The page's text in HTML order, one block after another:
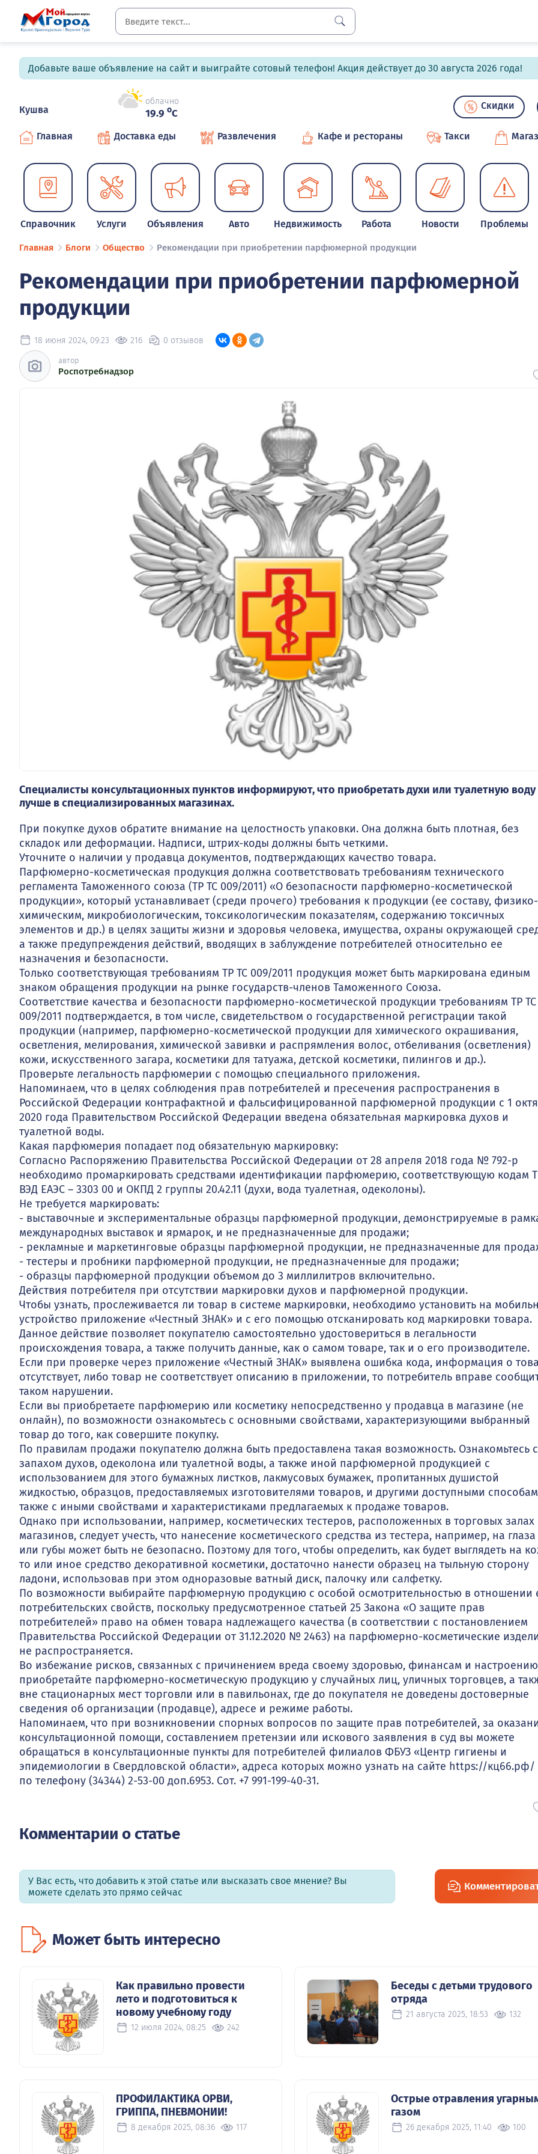
Добавьте ваше объявление на сайт и выиграйте сотовый телефон! Акция действует до 30 августа 2026 года!
Кушва
облачно
19.9 oC
Скидки
Главная Доставка еды Развлечения Кафе и рестораны Такси
Справочник Услуги Объявления Авто Недвижимость Работа Новости Проблемы
Главная Блоги Общество Рекомендации при приобретении парфюмерной продукции
Рекомендации при приобретении парфюмерной
продукции
18 июня 2024, 09:23 216 0 отзывов
автор
Роспотребнадзор
Специалисты консультационных пунктов информируют, что приобретать духи или туалетную воду
лучше в специализированных магазинах.
При покупке духов обратите внимание на целостность упаковки. Она должна быть плотная, без
складок или деформации. Надписи, штрих-коды должны быть четкими.
Уточните о наличии у продавца документов, подтверждающих качество товара.
Парфюмерно-косметическая продукция должна соответствовать требованиям технического
регламента Таможенного союза (ТР ТС 009/2011) «О безопасности парфюмерно-косметической
продукции», который устанавливает (среди прочего) требования к продукции (ее составу, физико-
химическим, микробиологическим, токсикологическим показателям, содержанию токсичных
элементов и др.) в целях защиты жизни и здоровья человека, имущества, охраны окружающей
а также предупреждения действий, вводящих в заблуждение потребителей относительно ее
назначения и безопасности.
Только соответствующая требованиям ТР ТС 009/2011 продукция может быть маркирована единым
знаком обращения продукции на рынке государств-членов Таможенного Союза.
Соответствие качества и безопасности парфюмерно-косметической продукции требованиям ТР ТС
009/2011 подтверждается, в том числе, свидетельством о государственной регистрации такой
продукции (например, парфюмерно-косметической продукции для химического окрашивания,
осветления, мелирования, химической завивки и распрямления волос, отбеливания (осветления)
кожи, искусственного загара, косметики для татуажа, детской косметики, пилингов и др.).
Проверьте легальность парфюмерии с помощью специального приложения.
Напоминаем, что в целях соблюдения прав потребителей и пресечения распространения в
Российской Федерации контрафактной и фальсифицированной парфюмерной продукции с 1
2020 года Правительством Российской Федерации введена обязательная маркировка духов и
туалетной воды.
Какая парфюмерия попадает под обязательную маркировку:
Согласно Распоряжению Правительства Российской Федерации от 28 апреля 2018 года № 792-р
необходимо промаркировать средствами идентификации парфюмерию, соответствующую кодам
ВЭД ЕАЭС – 3303 00 и ОКПД 2 группы 20.42.11 (духи, вода туалетная, одеколоны).
Не требуется маркировать:
- выставочные и экспериментальные образцы парфюмерной продукции, демонстрируемые в
международных выставок и ярмарок, и не предназначенные для продажи;
- рекламные и маркетинговые образцы парфюмерной продукции, не предназначенные для
- тестеры и пробники парфюмерной продукции, не предназначенные для продажи;
- образцы парфюмерной продукции объемом до 3 миллилитров включительно.
Действия потребителя при отсутствии маркировки духов и парфюмерной продукции.
Чтобы узнать, прослеживается ли товар в системе маркировки, необходимо установить на
устройство приложение «Честный ЗНАК» и с его помощью отсканировать код маркировки товара.
Данное действие позволяет покупателю самостоятельно удостовериться в легальности
происхождения товара, а также получить данные, как о самом товаре, так и о его производителе.
Если при проверке через приложение «Честный ЗНАК» выявлена ошибка кода, информация о
отсутствует, либо товар не соответствует описанию в приложении, то потребитель вправе
таком нарушении.
Если вы приобретаете парфюмерию или косметику непосредственно у продавца в магазине (не
онлайн), по возможности ознакомьтесь с основными свойствами, характеризующими выбранный
товар до того, как совершите покупку.
По правилам продажи покупателю должна быть предоставлена такая возможность. Ознакомьтесь с
запахом духов, одеколона или туалетной воды, а также иной парфюмерной продукцией с
использованием для этого бумажных листков, лакмусовых бумажек, пропитанных душистой
жидкостью, образцов, предоставляемых изготовителями товаров, и другими доступными
также с иными свойствами и характеристиками предлагаемых к продаже товаров.
Однако при использовании, например, косметических тестеров, расположенных в торговых залах
магазинов, следует учесть, что нанесение косметического средства из тестера, например, на глаза
или губы может быть не безопасно. Поэтому для того, чтобы определить, как будет выглядеть на
то или иное средство декоративной косметики, достаточно нанести образец на тыльную сторону
ладони, использовав при этом одноразовые ватный диск, палочку или салфетку.
По возможности выбирайте парфюмерную продукцию с особой осмотрительностью в отношении
потребительских свойств, поскольку предусмотренное статьей 25 Закона «О защите прав
потребителей» право на обмен товара надлежащего качества (в соответствии с постановлением
Правительства Российской Федерации от 31.12.2020 № 2463) на парфюмерно-косметические
не распространяется.
Во избежание рисков, связанных с причинением вреда своему здоровью, финансам и
приобретайте парфюмерно-косметическую продукцию у случайных лиц, уличных торговцев, а
вне стационарных мест торговли или в павильонах, где до покупателя не доведены достоверные
сведения об организации (продавце), адресе и режиме работы.
Напоминаем, что при возникновении спорных вопросов по защите прав потребителей, за
консультационной помощи, составлением претензии или искового заявления в суд вы можете
обращаться в консультационные пункты для потребителей филиалов ФБУЗ «Центр гигиены и
эпидемиологии в Свердловской области», адреса которых можно узнать на сайте https://
по телефону (34344) 2-53-00 доп.6953. Сот. +7 991-199-40-31.
Комментарии о статье
У Вас есть, что добавить к этой статье или высказать свое мнение? Вы
можете сделать это прямо сейчас
Может быть интересно
Как правильно провести
лето и подготовиться к
новому учебному году
12 июля 2024, 08:25 242
Беседы с детьми трудового
отряда
21 августа 2025, 18:53 132
ПРОФИЛАКТИКА ОРВИ,
ГРИППА, ПНЕВМОНИИ!
8 декабря 2025, 08:36 117
Острые отравления
газом
26 декабря 2025, 11:40 100